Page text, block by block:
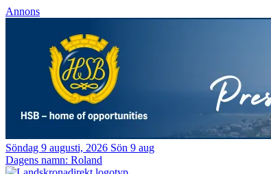
Annons
Söndag 9 augusti, 2026 Sön 9 aug
Dagens namn: Roland